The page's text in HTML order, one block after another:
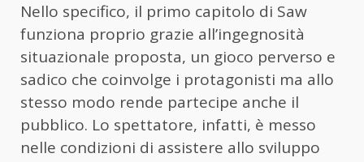
Nello specifico, il primo capitolo di Saw
funziona proprio grazie all’ingegnosità
situazionale proposta, un gioco perverso e
sadico che coinvolge i protagonisti ma allo
stesso modo rende partecipe anche il
pubblico. Lo spettatore, infatti, è messo
nelle condizioni di assistere allo sviluppo